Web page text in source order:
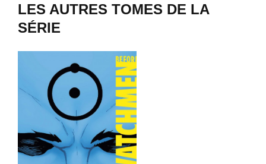
LES AUTRES TOMES DE LA
SÉRIE